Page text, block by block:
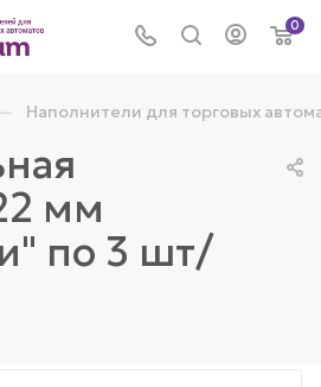
0
Наполнители для торговых
мм
по 3 шт/